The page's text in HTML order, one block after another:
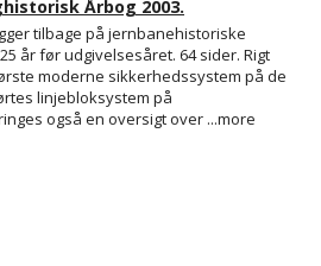
Årbog 2003.
tilbage på jernbanehistoriske
år før udgivelsesåret. 64 sider. Rigt
moderne sikkerhedssystem på de
linjebloksystem på
også en oversigt over ...more